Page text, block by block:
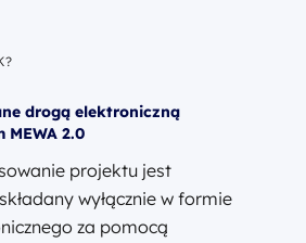
drogą elektroniczną
MEWA 2.0
projektu jest
wyłącznie w formie
za pomocą